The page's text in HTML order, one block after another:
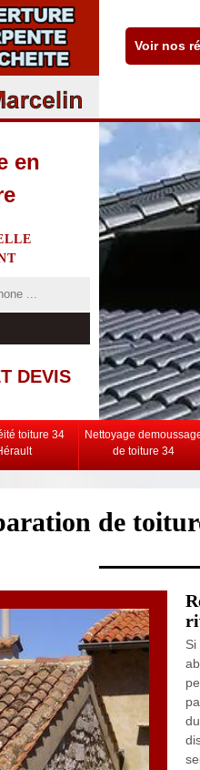
Voir nos
en
DEVIS
toiture 34
Nettoyage
de toiture 34
de